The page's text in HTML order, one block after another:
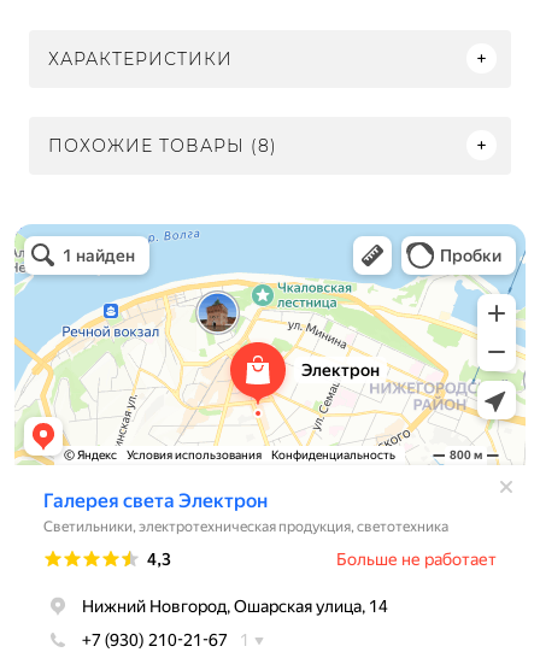
ХАРАКТЕРИСТИКИ
ПОХОЖИЕ ТОВАРЫ (8)
Электрон
Светильники в Нижнем Новгороде
Электротехническая продукция в Нижнем Новгороде